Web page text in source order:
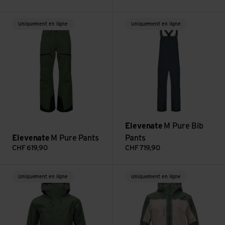
Uniquement en ligne
Elevenate M Pure Pants
CHF 619,90
Uniquement en ligne
Elevenate M Pure Bib
Pants
CHF 719,90
Uniquement en ligne Uniquement en ligne